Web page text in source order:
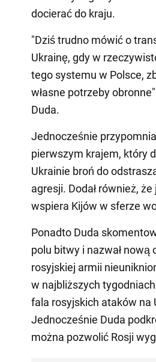
docierać do kraju.
"Dziś trudno mówić o
Ukrainę, gdy w
tego systemu w Polsce,
własne potrzeby
Duda.
Jednocześnie
pierwszym krajem, który
Ukrainie broń do
agresji. Dodał również,
wspiera Kijów w sferze
Ponadto Duda
polu bitwy i nazwał nową
rosyjskiej armii
w najbliższych
fala rosyjskich ataków na
Jednocześnie Duda
można pozwolić Rosji